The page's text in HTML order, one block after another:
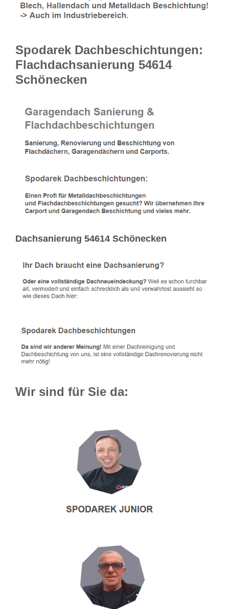
Spodarek Dachbeschichtungen:
Flachdachsanierung 54614
Schönecken
Dachsanierung 54614 Schönecken
Wir sind für Sie da: